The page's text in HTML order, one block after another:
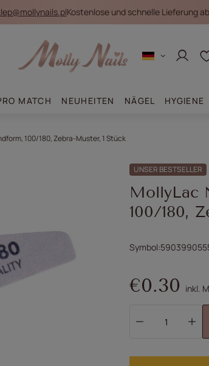
Kostenlose und schnelle Lieferung ab
MATCH NEUHEITEN NÄGEL HYGIENE
100/180, Zebra-Muster, 1 Stück
UNSER BESTSELLER
MollyLac
100/180,
Symbol
€0.30 inkl.